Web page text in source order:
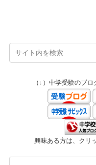
（↓）中学受験のブロ
興味ある方は、クリ